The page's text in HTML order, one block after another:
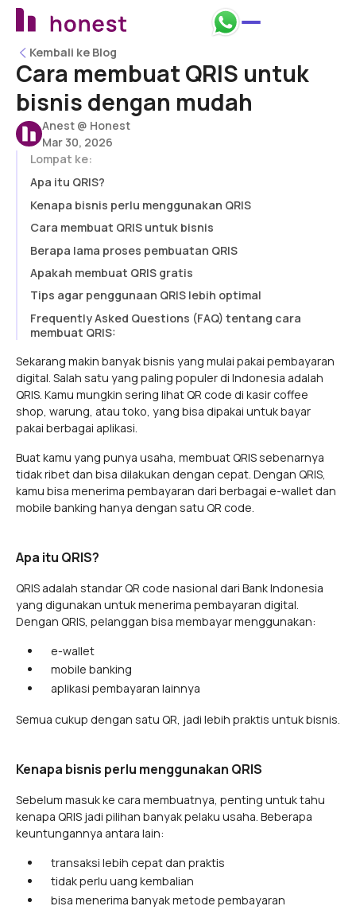
Kembali ke Blog
Kembali ke Blog
Cara membuat QRIS untuk
bisnis dengan mudah
Anest @ Honest
Mar 30, 2026
Lompat ke:
Apa itu QRIS?
Kenapa bisnis perlu menggunakan QRIS
Cara membuat QRIS untuk bisnis
Berapa lama proses pembuatan QRIS
Apakah membuat QRIS gratis
Tips agar penggunaan QRIS lebih optimal
Frequently Asked Questions (FAQ) tentang cara
membuat QRIS:
Sekarang makin banyak bisnis yang mulai pakai pembayaran
digital. Salah satu yang paling populer di Indonesia adalah
QRIS. Kamu mungkin sering lihat QR code di kasir coffee
shop, warung, atau toko, yang bisa dipakai untuk bayar
pakai berbagai aplikasi.
Buat kamu yang punya usaha, membuat QRIS sebenarnya
tidak ribet dan bisa dilakukan dengan cepat. Dengan QRIS,
kamu bisa menerima pembayaran dari berbagai e-wallet dan
mobile banking hanya dengan satu QR code.
Apa itu QRIS?
QRIS adalah standar QR code nasional dari Bank Indonesia
yang digunakan untuk menerima pembayaran digital.
Dengan QRIS, pelanggan bisa membayar menggunakan:
e-wallet
mobile banking
aplikasi pembayaran lainnya
Semua cukup dengan satu QR, jadi lebih praktis untuk bisnis.
Kenapa bisnis perlu menggunakan QRIS
Sebelum masuk ke cara membuatnya, penting untuk tahu
kenapa QRIS jadi pilihan banyak pelaku usaha. Beberapa
keuntungannya antara lain:
transaksi lebih cepat dan praktis
tidak perlu uang kembalian
bisa menerima banyak metode pembayaran